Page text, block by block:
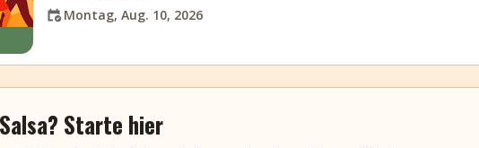
Montag, Aug. 10, 2026
Starte hier